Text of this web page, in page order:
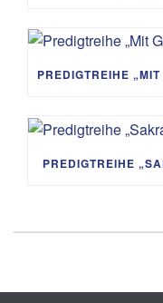
PREDIGTREIHE